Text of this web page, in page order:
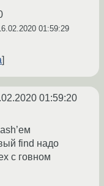
01:59:29
01:59:20
find надо
с говном